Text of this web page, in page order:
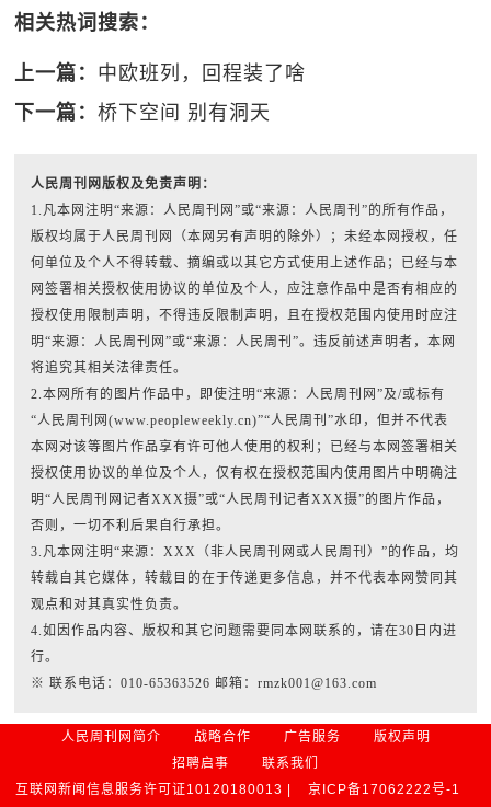
相关热词搜索：
上一篇： 中欧班列，回程装了啥
下一篇：桥下空间 别有洞天
人民周刊网版权及免责声明：
1.凡本网注明“来源：人民周刊网”或“来源：人民周刊”的所有作品，
版权均属于人民周刊网（本网另有声明的除外）；未经本网授权，任
何单位及个人不得转载、摘编或以其它方式使用上述作品；已经与本
网签署相关授权使用协议的单位及个人，应注意作品中是否有相应的
授权使用限制声明，不得违反限制声明，且在授权范围内使用时应注
明“来源：人民周刊网”或“来源：人民周刊”。违反前述声明者，本网
将追究其相关法律责任。
2.本网所有的图片作品中，即使注明“来源：人民周刊网”及/或标有
“人民周刊网(www.peopleweekly.cn)”“人民周刊”水印，但并不代表
本网对该等图片作品享有许可他人使用的权利；已经与本网签署相关
授权使用协议的单位及个人，仅有权在授权范围内使用图片中明确注
明“人民周刊网记者XXX摄”或“人民周刊记者XXX摄”的图片作品，
否则，一切不利后果自行承担。
3.凡本网注明“来源：XXX（非人民周刊网或人民周刊）”的作品，均
转载自其它媒体，转载目的在于传递更多信息，并不代表本网赞同其
观点和对其真实性负责。
4.如因作品内容、版权和其它问题需要同本网联系的，请在30日内进
行。
※ 联系电话：010-65363526 邮箱：rmzk001@163.com
人民周刊网简介 战略合作 广告服务
版权声明
招聘启事
联系我们
互联网新闻信息服务许可证10120180013 |
京ICP备17062222号-1